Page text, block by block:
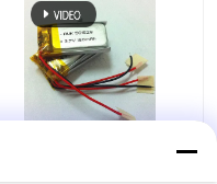
আল্ট্রা থিন লিথিয়াম ব্যাটারি পলিমার